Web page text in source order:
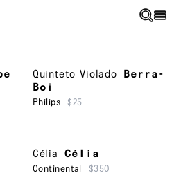
Quinteto Violado
Berra-
Boi
Philips $25
Célia Célia
Continental $350